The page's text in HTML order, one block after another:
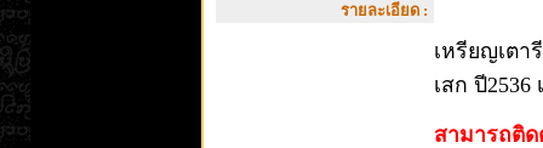
รายละเอียด :
เหรียญเต
เสก ปี2536
สามารถติ